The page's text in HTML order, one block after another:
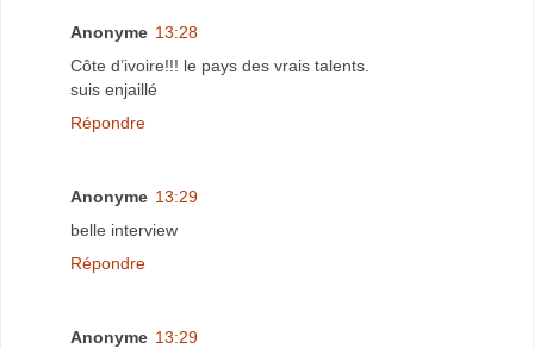
Anonyme 13:28
Côte d’ivoire!!! le pays des vrais talents.
suis enjaillé
Répondre
Anonyme 13:29
belle interview
Répondre
Anonyme 13:29